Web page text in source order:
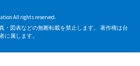
All rights reserved.
・図表などの無断転載を禁止します。 著作権は台
に属します。